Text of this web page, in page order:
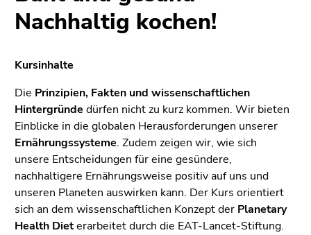
4)
Zu
(Zugriffstaste
5)
Zu
den
Seiteneinstellungen
(Benutzer/Sprache)
(Zugriffstaste
8)
Zur
Suche
Nachhaltig kochen!
Kursinhalte
Die Prinzipien, Fakten und wissenschaftlichen
Hintergründe dürfen nicht zu kurz kommen. Wir bieten
Einblicke in die globalen Herausforderungen unserer
Ernährungssysteme. Zudem zeigen wir, wie sich
unsere Entscheidungen für eine gesündere,
nachhaltigere Ernährungsweise positiv auf uns und
unseren Planeten auswirken kann. Der Kurs orientiert
sich an dem wissenschaftlichen Konzept der Planetary
Health Dieterarbeitet durch die EAT-Lancet-Stiftung.